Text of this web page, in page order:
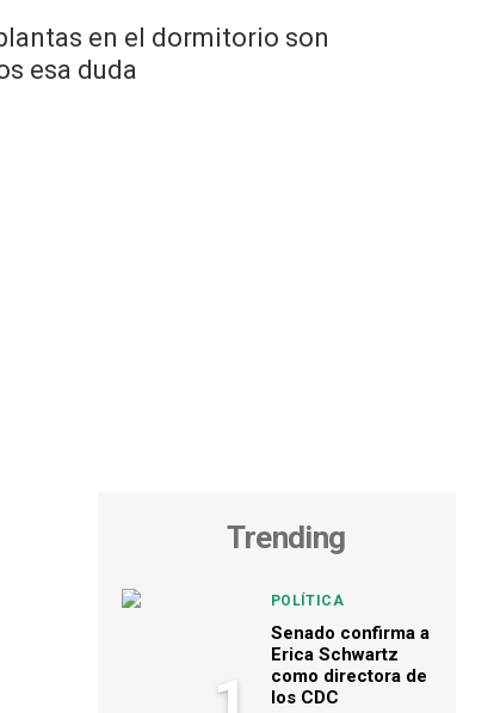
en el dormitorio son
esa duda
Trending
POLÍTICA
Senado confirma a
Erica Schwartz
como directora de
los CDC